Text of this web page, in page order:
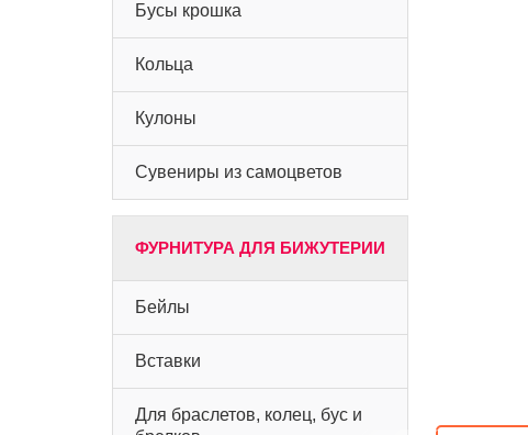
Бусы крошка
Кольца
Кулоны
Сувениры из самоцветов
ФУРНИТУРА ДЛЯ БИЖУТЕРИИ
Бейлы
Вставки
Для браслетов, колец, бус и